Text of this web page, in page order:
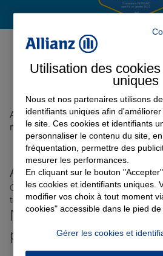
Garantie des accidents de la vie
Assurance scolaire
Protection juridique
Retraite
Tous nos devis d'assurance
Avis de
NANTIAT
Avis sur une période
Aucun avis sur votre agence n'a été
moment
Allianz proche de
Où que vous soyez en France, nos
toujours près de chez vous.
Nos offres d'assurance
plus grandes villes de
Utilisation des
uniques
Nous et nos partenaires utilisons
identifiants uniques afin
le site. Ces cookies et identifiants
personnaliser le contenu du site,
fréquentation, permettre des
mesurer les performances.
En cliquant sur le bouton
les cookies et identifiants uniques.
modifier vos choix à tout moment
cookies" accessible dans le pied de
Gérer les cookies et